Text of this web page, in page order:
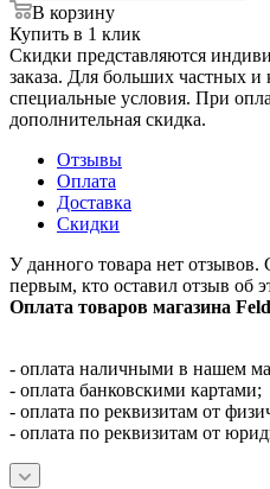
В корзину
Купить в 1 клик
Скидки представляются
заказа. Для больших частных и
специальные условия. При
дополнительная скидка.
Отзывы
Оплата
Доставка
Скидки
У данного товара нет отзывов.
первым, кто оставил отзыв об
Оплата товаров магазина
- оплата наличными в нашем
- оплата банковскими картами;
- оплата по реквизитам от
- оплата по реквизитам от